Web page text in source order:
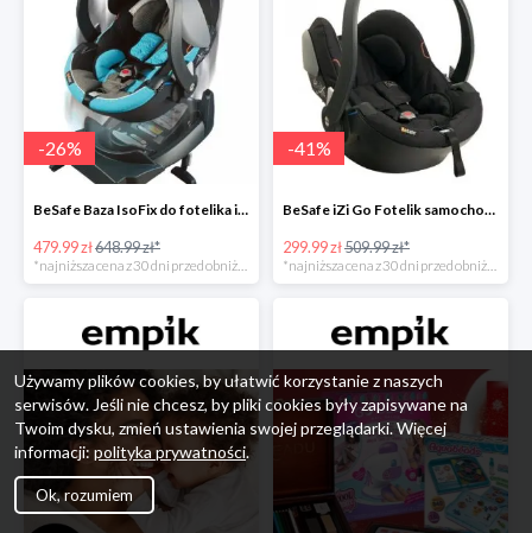
-26%
BeSafe Baza IsoFix do fotelika iZi Go -26%
479.99 zł648.99 zł*
*najniższa cena z 30 dni przed obniżką
-41%
BeSafe iZi Go Fotelik samochodowy, 0-13 kg, Czarny Cab -41%
299.99 zł509.99 zł*
*najniższa cena z 30 dni przed obniżką
Używamy plików cookies, by ułatwić korzystanie z naszych
serwisów. Jeśli nie chcesz, by pliki cookies były zapisywane na
Twoim dysku, zmień ustawienia swojej przeglądarki. Więcej
informacji: polityka prywatności.
Ok, rozumiem